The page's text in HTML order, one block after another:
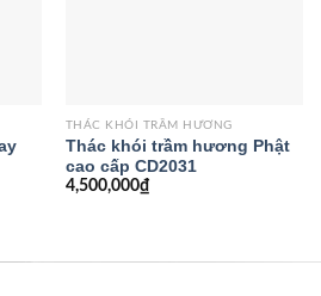
THÁC KHÓI TRẦM HƯƠNG
Thác khói trầm hương Phật
cao cấp CD2031
4,500,000₫